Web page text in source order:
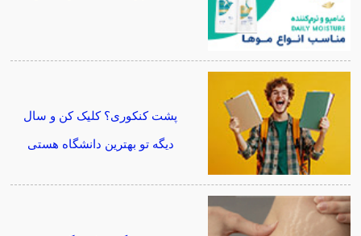
پشت کنکوری؟ کلیک کن و سال
دیگه تو بهترین دانشگاه هستی